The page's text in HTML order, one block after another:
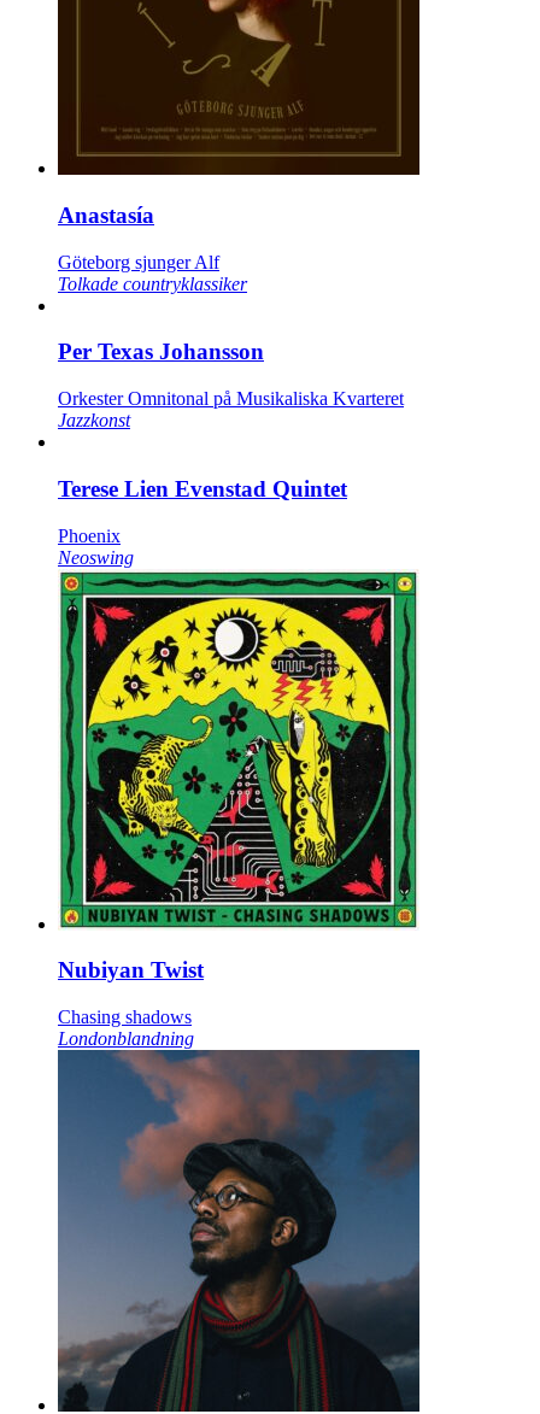
Anastasía
Göteborg sjunger Alf
Tolkade countryklassiker
Per Texas Johansson
Orkester Omnitonal på Musikaliska Kvarteret
Jazzkonst
Terese Lien Evenstad Quintet
Phoenix
Neoswing
Nubiyan Twist
Chasing shadows
Londonblandning